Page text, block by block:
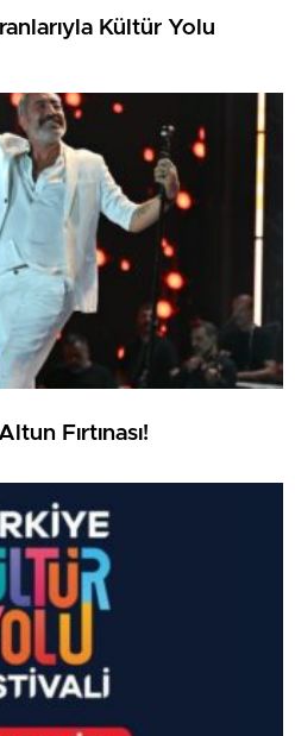
Kültür Yolu
Fırtınası!